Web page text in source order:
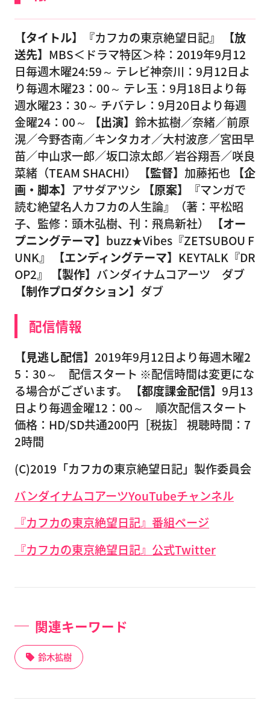
【タイトル】 『カフカの東京絶望日記』
【放
送先】 MBS＜ドラマ特区＞枠：2019年9月12
日毎週木曜24:59～ テレビ神奈川：9月12日よ
り毎週木曜23：00～ テレ玉：9月18日より毎
週水曜23：30～ チバテレ：9月20日より毎週
金曜24：00～
【出演】 鈴木拡樹／奈緒／前原
滉／今野杏南／キンタカオ／大村波彦／宮田早
苗／中山求一郎／坂口涼太郎／岩谷翔吾／咲良
菜緒（TEAM SHACHI）
【監督】 加藤拓也 【企
画・脚本】 アサダアツシ 【原案】
『マンガで
読む絶望名人カフカの人生論』（著：平松昭
子、監修：頭木弘樹、刊：飛鳥新社）
【オー
プニングテーマ】 buzz★Vibes『ZETSUBOU F
UNK』
【エンディングテーマ】 KEYTALK『DR
OP2』
【製作】 バンダイナムコアーツ ダブ
【制作プロダクション】 ダブ
配信情報
【見逃し配信】 2019年9月12日より毎週木曜2
5：30～ 配信スタート ※配信時間は変更にな
る場合がございます。
【都度課金配信】 9月13
日より毎週金曜12：00～ 順次配信スタート
価格：HD/SD共通200円［税抜］ 視聴時間：7
2時間
(C)2019「カフカの東京絶望日記」製作委員会
バンダイナムコアーツYouTubeチャンネル
『カフカの東京絶望日記』番組ページ
『カフカの東京絶望日記』公式Twitter
関連キーワード
鈴木拡樹